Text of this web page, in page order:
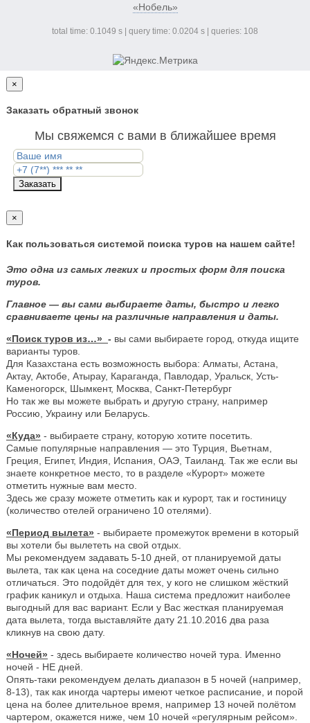
«Нобель»
total time: 0.1049 s | query time: 0.0204 s | queries: 108
×
Заказать обратный звонок
Мы свяжемся с вами в ближайшее время
Заказать
×
Как пользоваться системой поиска туров на нашем сайте!
Это одна из самых легких и простых форм для поиска
туров.
Главное — вы сами выбираете даты, быстро и легко
сравниваете цены на различные направления и даты.
«Поиск туров из…» - вы сами выбираете город, откуда ищите
варианты туров.
Для Казахстана есть возможность выбора: Алматы, Астана,
Актау, Актобе, Атырау, Караганда, Павлодар, Уральск, Усть-
Каменогорск, Шымкент, Москва, Санкт-Петербург
Но так же вы можете выбрать и другую страну, например
Россию, Украину или Беларусь.
«Куда» - выбираете страну, которую хотите посетить.
Самые популярные направления — это Турция, Вьетнам,
Греция, Египет, Индия, Испания, ОАЭ, Таиланд. Так же если вы
знаете конкретное место, то в разделе «Курорт» можете
отметить нужные вам место.
Здесь же сразу можете отметить как и курорт, так и гостиницу
(количество отелей ограничено 10 отелями).
«Период вылета» - выбираете промежуток времени в который
вы хотели бы вылететь на свой отдых.
Мы рекомендуем задавать 5-10 дней, от планируемой даты
вылета, так как цена на соседние даты может очень сильно
отличаться. Это подойдёт для тех, у кого не слишком жёсткий
график каникул и отдыха. Наша система предложит наиболее
выгодный для вас вариант. Если у Вас жесткая планируемая
дата вылета, тогда выставляйте дату 21.10.2016 два раза
кликнув на свою дату.
«Ночей» - здесь выбираете количество ночей тура. Именно
ночей - НЕ дней.
Опять-таки рекомендуем делать диапазон в 5 ночей (например,
8-13), так как иногда чартеры имеют четкое расписание, и порой
цена на более длительное время, например 13 ночей полётом
чартером, окажется ниже, чем 10 ночей «регулярным рейсом».